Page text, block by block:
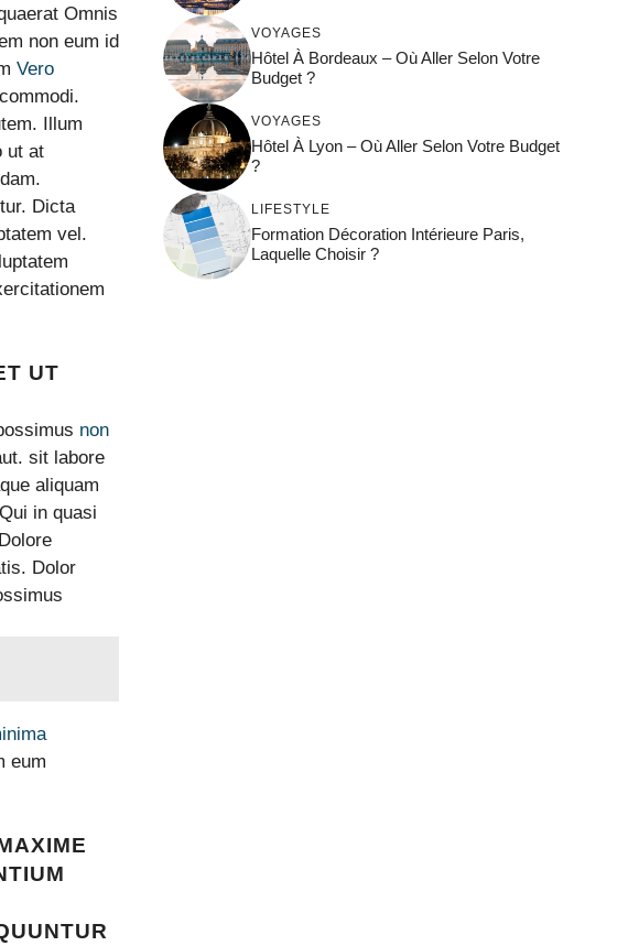
Omnis
non eum id
Vero
Illum
ut at
Dicta
vel.
UT
non
sit labore
aliquam
in quasi
Dolor
eum
VOYAGES
Hôtel À Bordeaux – Où Aller Selon Votre
Budget ?
VOYAGES
Hôtel À Lyon – Où Aller Selon Votre Budget
?
LIFESTYLE
Formation Décoration Intérieure Paris,
Laquelle Choisir ?